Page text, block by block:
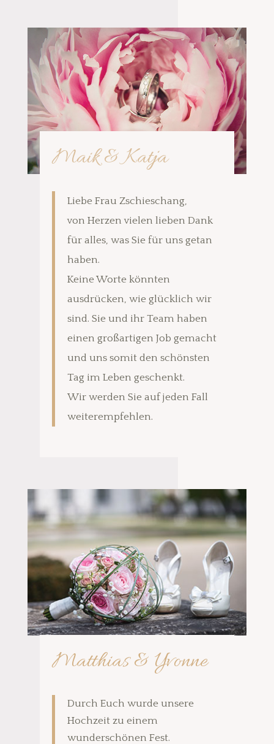
Maik & Katja
Liebe Frau Zschieschang,
von Herzen vielen lieben Dank
für alles, was Sie für uns getan
haben.
Keine Worte könnten
ausdrücken, wie glücklich wir
sind. Sie und ihr Team haben
einen großartigen Job gemacht
und uns somit den schönsten
Tag im Leben geschenkt.
Wir werden Sie auf jeden Fall
weiterempfehlen.
Matthias & Yvonne
Durch Euch wurde unsere
Hochzeit zu einem
wunderschönen Fest.